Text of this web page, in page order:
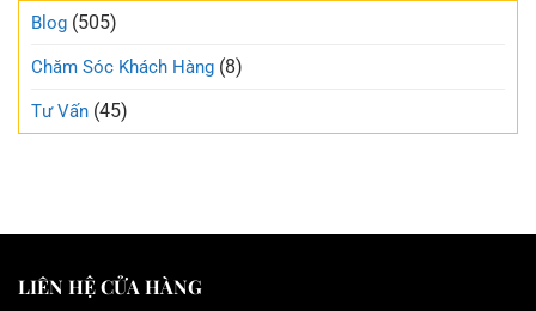
Blog (505)
Chăm Sóc Khách Hàng (8)
Tư Vấn (45)
LIÊN HỆ CỬA HÀNG